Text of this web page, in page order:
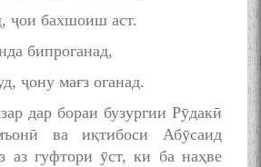
ҷои бахшоиш аст.
бипроганад,
ҷону мағз оганад.
дар бораи бузургии Рӯдакӣ
ва иқтибоси Абӯсаид
аз гуфтори ӯст, ки ба наҳве